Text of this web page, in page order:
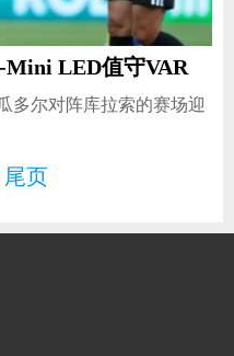
Mini LED值守VAR
多尔对阵库拉索的赛场迎
尾页